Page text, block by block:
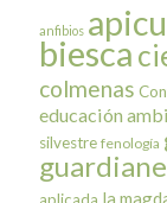
anfibios
biesca
colmenas
educación
silvestre fenología
la